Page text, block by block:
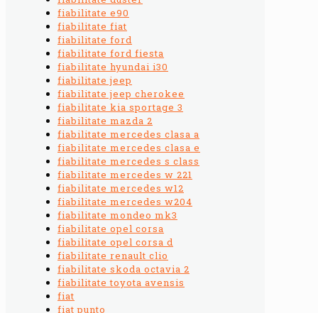
fiabilitate e90
fiabilitate fiat
fiabilitate ford
fiabilitate ford fiesta
fiabilitate hyundai i30
fiabilitate jeep
fiabilitate jeep cherokee
fiabilitate kia sportage 3
fiabilitate mazda 2
fiabilitate mercedes clasa a
fiabilitate mercedes clasa e
fiabilitate mercedes s class
fiabilitate mercedes w 221
fiabilitate mercedes w12
fiabilitate mercedes w204
fiabilitate mondeo mk3
fiabilitate opel corsa
fiabilitate opel corsa d
fiabilitate renault clio
fiabilitate skoda octavia 2
fiabilitate toyota avensis
fiat
fiat punto